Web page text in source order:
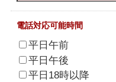
電話対応可能時間
平日午前
平日午後
平日18時以降